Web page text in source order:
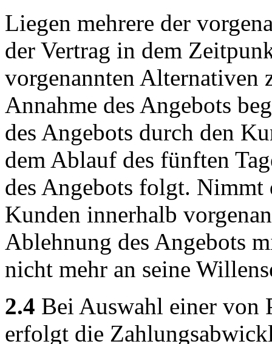
Liegen mehrere der
der Vertrag in dem
vorgenannten
Annahme des Angebots
des Angebots durch den
dem Ablauf des fünften
des Angebots folgt. Nimmt
Kunden innerhalb
Ablehnung des Angebots
nicht mehr an seine
2.4 Bei Auswahl einer von
erfolgt die